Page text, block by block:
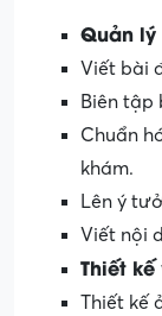
Quản
Viết bài
Biên tập
Chuẩn
khám.
Lên ý
Viết nội
Thiết kế
Thiết kế